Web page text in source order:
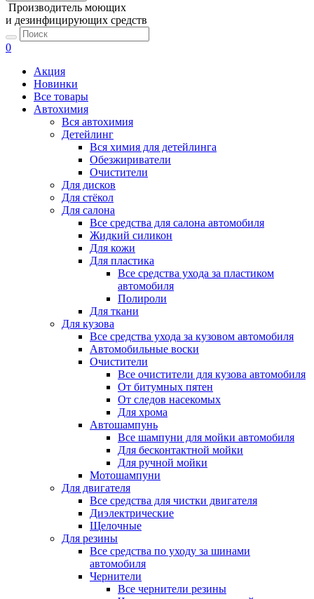
Производитель моющих
и дезинфицирующих средств
0
Акция
Новинки
Все товары
Автохимия
Вся автохимия
Детейлинг
Вся химия для детейлинга
Обезжириватели
Очистители
Для дисков
Для стёкол
Для салона
Все средства для салона автомобиля
Жидкий силикон
Для кожи
Для пластика
Все средства ухода за пластиком
автомобиля
Полироли
Для ткани
Для кузова
Все средства ухода за кузовом автомобиля
Автомобильные воски
Очистители
Все очистители для кузова автомобиля
От битумных пятен
От следов насекомых
Для хрома
Автошампунь
Все шампуни для мойки автомобиля
Для бесконтактной мойки
Для ручной мойки
Мотошампуни
Для двигателя
Все средства для чистки двигателя
Диэлектрические
Щелочные
Для резины
Все средства по уходу за шинами
автомобиля
Чернители
Все чернители резины